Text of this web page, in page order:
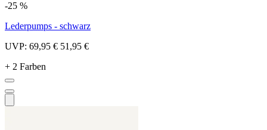
-25 %
Lederpumps - schwarz
UVP: 69,95 € 51,95 €
+ 2 Farben